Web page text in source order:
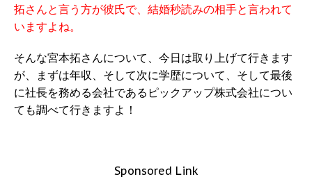
拓さんと言う方が彼氏で、結婚秒読みの相手と言われて
いますよね。
そんな宮本拓さんについて、今日は取り上げて行きます
が、まずは年収、そして次に学歴について、そして最後
に社長を務める会社であるピックアップ株式会社につい
ても調べて行きますよ！
Sponsored Link